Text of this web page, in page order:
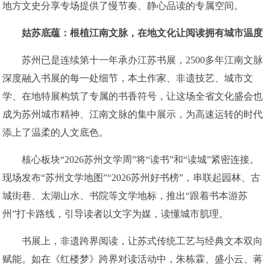
地方文史分享专场提供了慢节奏、静心品读的专属空间。
姑苏底蕴：根植江南文脉，在地文化让阅读拥有城市温度
苏州已是连续第十一年承办江苏书展，2500多年江南文脉
深度融入书展的每一处细节，本土作家、非遗技艺、城市文
学、在地特展构筑了专属的书香符号，让这场全省文化盛会也
成为苏州城市精神、江南文脉的集中展示，为高速运转的时代
添上了温柔的人文底色。
核心板块“2026苏州文学周”将“读书”和“读城”紧密连接。
现场发布“苏州文学地图”“2026苏州好书榜”，串联起园林、古
城街巷、太湖山水、书院等文学地标，推出“跟着书本游苏
州”打卡路线，引导读者以文字为媒，读懂城市肌理。
书展上，非遗跨界阅读，让苏式传统工艺与经典文本双向
赋能。如在《红楼梦》跨界对读活动中，朱栋霖、盛小云、蒋